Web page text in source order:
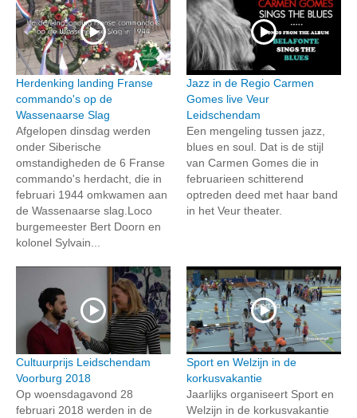
Herdenking landing Franse
commando's op de
Wassenaarse Slag
Afgelopen dinsdag werden
onder Siberische
omstandigheden de 6 Franse
commando's herdacht, die in
februari 1944 omkwamen aan
de Wassenaarse slag.Loco
burgemeester Bert Doorn en
kolonel Sylvain...
Jazz in de Regio Carmen
Gomes live Veur
Leidschendam
Een mengeling tussen jazz,
blues en soul. Dat is de stijl
van Carmen Gomes die in
februarieen schitterend
optreden deed met haar band
in het Veur theater.
Cultuurprijs Leidschendam
Voorburg 2018
Op woensdagavond 28
februari 2018 werden in de
Sport en Welzijn in de
korkusvakantie
Jaarlijks organiseert Sport en
Welzijn in de korkusvakantie